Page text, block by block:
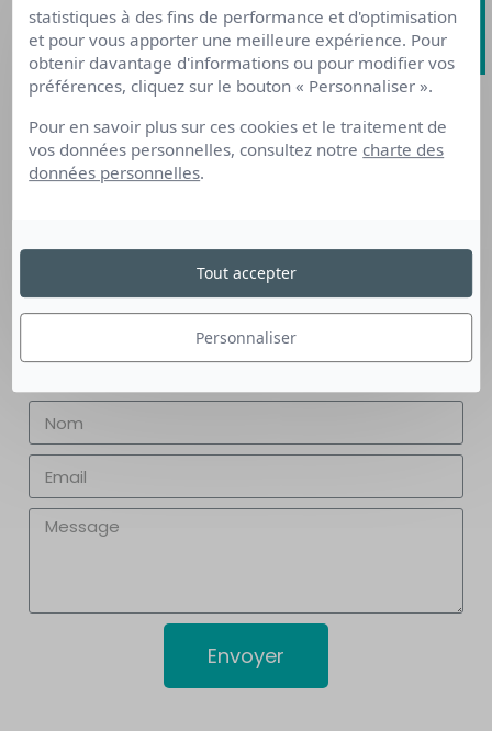
visioconférence ?
Pour plus d'infos,
TRANSITIONS PRO GRAND EST
ou écrivez-nous via le formulaire ci-dessous :
Envoyer
statistiques à des fins de performance et d'optimisation
et pour vous apporter une meilleure expérience. Pour
obtenir davantage d'informations ou pour modifier vos
préférences, cliquez sur le bouton « Personnaliser ».
Pour en savoir plus sur ces cookies et le traitement de
vos données personnelles, consultez notre charte des
données personnelles.
Personnaliser
Tout accepter